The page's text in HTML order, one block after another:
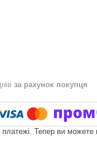
за рахунок покупця
платежі. Тепер ви